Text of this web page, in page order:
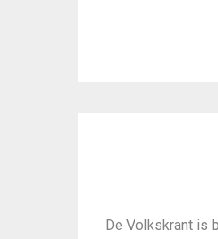
De Volkskrant is